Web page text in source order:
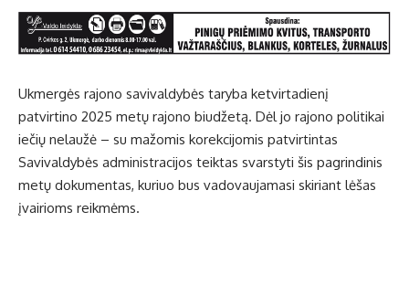
Ukmergės rajono savivaldybės taryba ketvirtadienį
patvirtino 2025 metų rajono biudžetą. Dėl jo rajono politikai
iečių nelaužė – su mažomis korekcijomis patvirtintas
Savivaldybės administracijos teiktas svarstyti šis pagrindinis
metų dokumentas, kuriuo bus vadovaujamasi skiriant lėšas
įvairioms reikmėms.